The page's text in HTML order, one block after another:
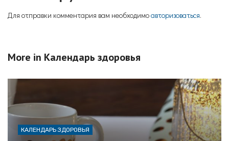
Для отправки комментария вам необходимоавторизоваться.
More in Календарь здоровья
КАЛЕНДАРЬ ЗДОРОВЬЯ